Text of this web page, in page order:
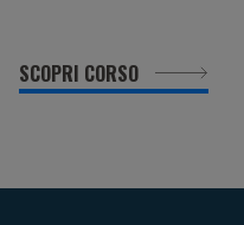
SCOPRI CORSO